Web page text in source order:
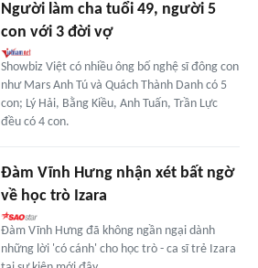
Người làm cha tuổi 49, người 5
con với 3 đời vợ
Showbiz Việt có nhiều ông bố nghệ sĩ đông con
như Mars Anh Tú và Quách Thành Danh có 5
con; Lý Hải, Bằng Kiều, Anh Tuấn, Trần Lực
đều có 4 con.
Đàm Vĩnh Hưng nhận xét bất ngờ
về học trò Izara
Đàm Vĩnh Hưng đã không ngần ngại dành
những lời 'có cánh' cho học trò - ca sĩ trẻ Izara